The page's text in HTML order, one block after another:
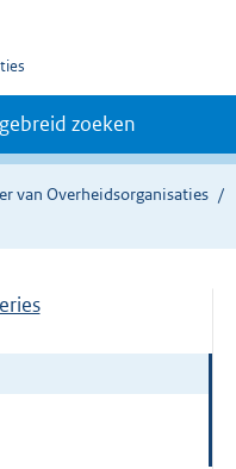
zoeken
van Overheidsorganisaties